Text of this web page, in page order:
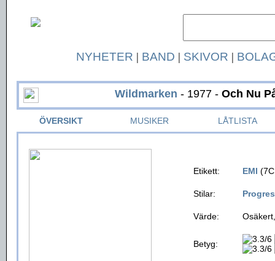
NYHETER | BAND | SKIVOR |
Wildmarken - 1977 - Och Nu
ÖVERSIKT MUSIKER LÅTLISTA
Etikett: EMI
Stilar:
Värde:
Betyg: